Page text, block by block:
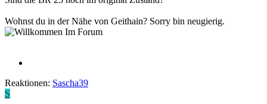
Wohnst du in der Nähe von Geithain? Sorry bin neugierig.
Reaktionen: Sascha39
S